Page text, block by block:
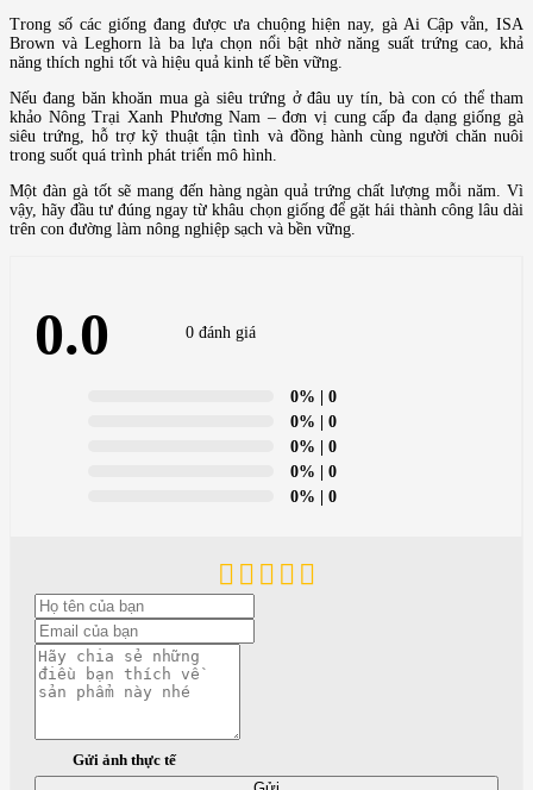
Trong số các giống đang được ưa chuộng hiện nay, gà Ai Cập vằn, ISA
Brown và Leghorn là ba lựa chọn nổi bật nhờ năng suất trứng cao, khả
năng thích nghi tốt và hiệu quả kinh tế bền vững.
Nếu đang băn khoăn mua gà siêu trứng ở đâu uy tín, bà con có thể tham
khảo Nông Trại Xanh Phương Nam – đơn vị cung cấp đa dạng giống gà
siêu trứng, hỗ trợ kỹ thuật tận tình và đồng hành cùng người chăn nuôi
trong suốt quá trình phát triển mô hình.
Một đàn gà tốt sẽ mang đến hàng ngàn quả trứng chất lượng mỗi năm. Vì
vậy, hãy đầu tư đúng ngay từ khâu chọn giống để gặt hái thành công lâu dài
trên con đường làm nông nghiệp sạch và bền vững.
0.0 0 đánh giá
0% | 0
0% | 0
0% | 0
0% | 0
0% | 0
Gửi ảnh thực tế